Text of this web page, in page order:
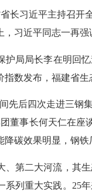
习近平主持召开
习近平同志一再
局长李在明回忆
数发布，福建省
后四次走进三钢集
董事长何天仁在
碳效果明显，钢铁
二大河流，其生
列重大实践。25